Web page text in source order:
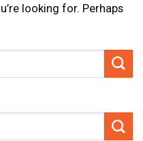
looking for. Perhaps